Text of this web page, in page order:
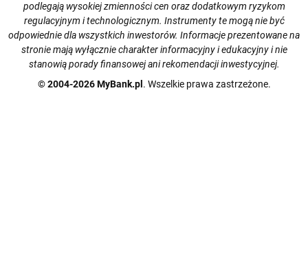
podlegają wysokiej zmienności cen oraz dodatkowym ryzykom
regulacyjnym i technologicznym. Instrumenty te mogą nie być
odpowiednie dla wszystkich inwestorów. Informacje prezentowane na
stronie mają wyłącznie charakter informacyjny i edukacyjny i nie
stanowią porady finansowej ani rekomendacji inwestycyjnej.
© 2004-2026 MyBank.pl . Wszelkie prawa zastrzeżone.